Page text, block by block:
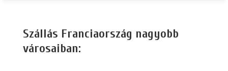
Szállás Franciaország nagyobb
városaiban: